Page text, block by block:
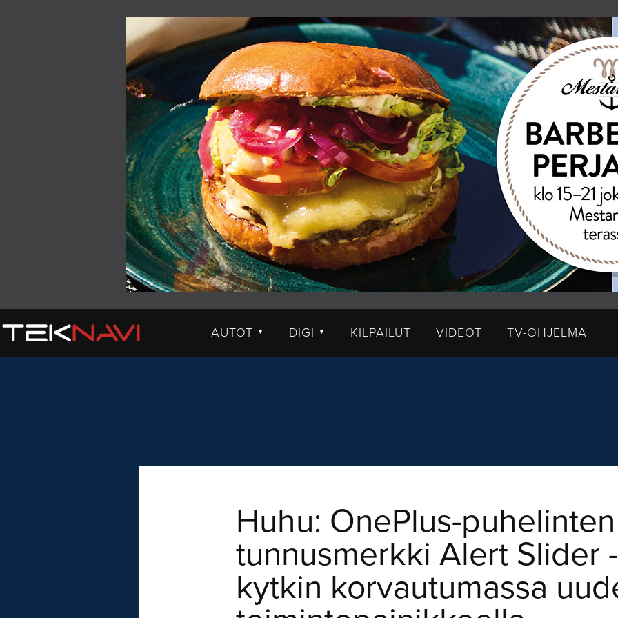
AUTOT ▼ DIGI ▼
VIDEOT
KILPAILUT VIDEOT TV-OHJELMA
Huhu: OnePlus-puhelinten
tunnusmerkki Alert Slider -
kytkin korvautumassa